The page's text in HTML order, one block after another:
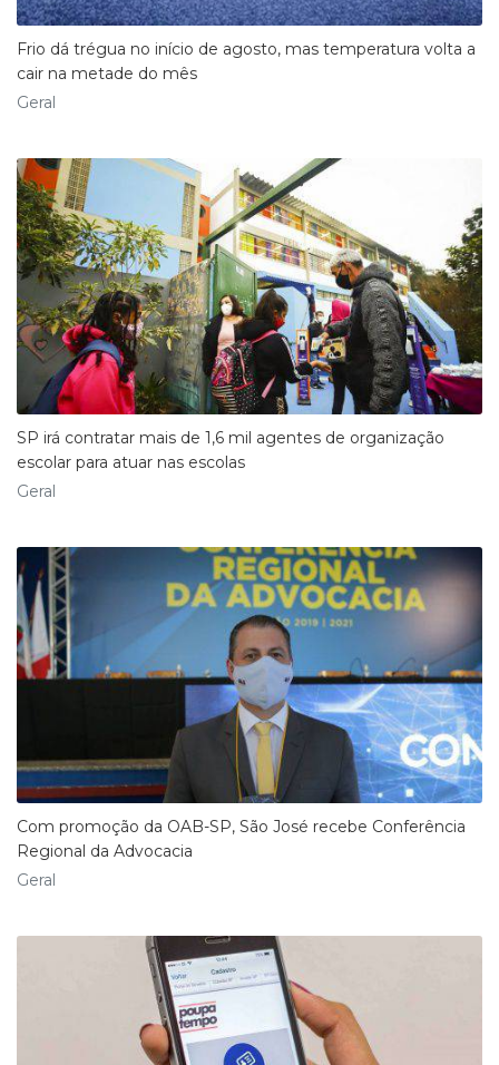
Frio dá trégua no início de agosto, mas temperatura volta a
cair na metade do mês
Geral
SP irá contratar mais de 1,6 mil agentes de organização
escolar para atuar nas escolas
Geral
Com promoção da OAB-SP, São José recebe Conferência
Regional da Advocacia
Geral